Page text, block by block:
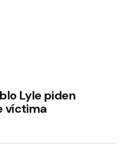
Lyle piden
víctima